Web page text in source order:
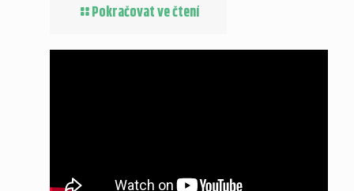
Pokračovat ve čtení